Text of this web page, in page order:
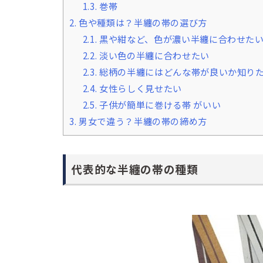
1.3. 巻帯
2. 色や種類は？半纏の帯の選び方
2.1. 黒や紺など、色が濃い半纏に合わせた
2.2. 淡い色の半纏に合わせたい
2.3. 総柄の半纏にはどんな帯が良いか知り
2.4. 女性らしく見せたい
2.5. 子供が簡単に巻ける帯 がいい
3. 男女で違う？半纏の帯の締め方
代表的な半纏の帯の種類